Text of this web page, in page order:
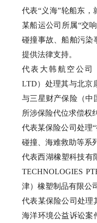
代表“义海”轮船东，
某船运公司所属“交
碰撞事故、船舶污染
提供法律支持。
代表大韩航空公司
LTD）处理其与北京
与三星财产保险（中
所涉保险代位求偿权
代表某保险公司处理
碰撞、海难救助等系
代表西湖橡塑科技有
TECHNOLOGIES
津）橡塑制品有限公
代表某保险公司处理
海洋环境公益诉讼案